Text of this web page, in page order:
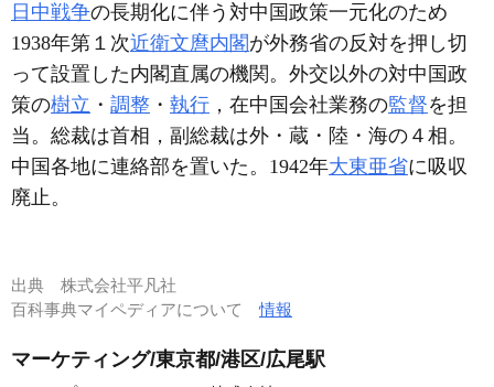
日中戦争の長期化に伴う対中国政策一元化のため
1938年第１次近衛文麿内閣が外務省の反対を押し切
って設置した内閣直属の機関。外交以外の対中国政
策の樹立 ・ 調整 ・ 執行 ，在中国会社業務の監督を担
当。総裁は首相，副総裁は外・蔵・陸・海の４相。
中国各地に連絡部を置いた。1942年大東亜省に吸収
廃止。
出典 株式会社平凡社
百科事典マイペディアについて情報
マーケティング/東京都/港区/広尾駅